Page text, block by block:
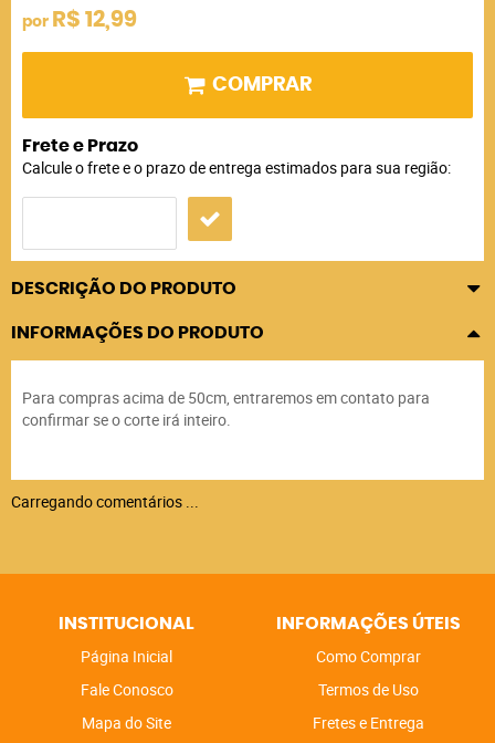
por R$ 12,99
COMPRAR
Frete e Prazo
Calcule o frete e o prazo de entrega estimados para sua região:
DESCRIÇÃO DO PRODUTO
INFORMAÇÕES DO PRODUTO
Para compras acima de 50cm, entraremos em contato para
confirmar se o corte irá inteiro.
Carregando comentários ...
INSTITUCIONAL
Página Inicial
Fale Conosco
Mapa do Site
INFORMAÇÕES ÚTEIS
Como Comprar
Termos de Uso
Fretes e Entrega